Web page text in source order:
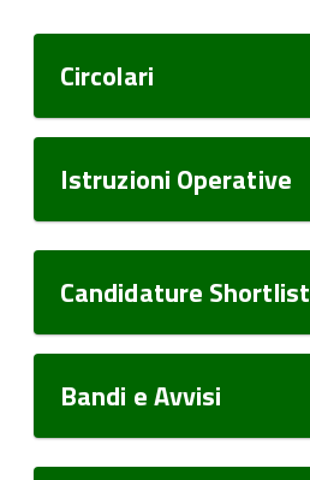
Circolari
Istruzioni Operative
Candidature Shortlist
Bandi e Avvisi